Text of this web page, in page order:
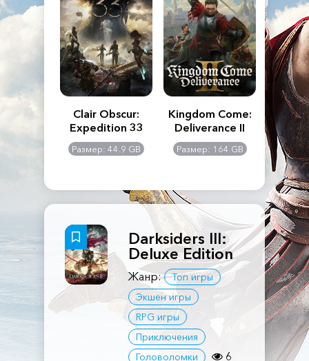
Creed
Clair Obscur:
Expedition 33
Размер: 44.9 GB
Kingdom Come:
Deliverance II
Размер: 164 GB
The
Darksiders III:
Deluxe Edition
Жанр:
Топ игры
Экшен игры
RPG игры
Приключения
Головоломки
6